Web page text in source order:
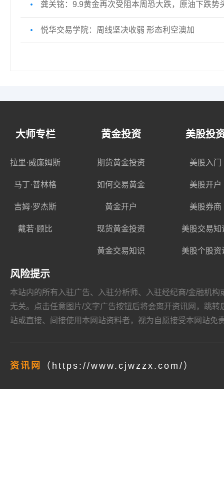
龚关铭：9.9黄金再次受阻本周恐大跌，原油下跌势
悦华交易学院：周线坚决收弱 形态利空澳加
大师专栏
拉里·威廉姆斯
马丁·普林格
吉姆·罗杰斯
戴若·顾比
黄金投资
期货黄金投资
如何交易黄金
黄金开户
现货黄金投资
黄金交易知识
美股投
美股入门
美股开户
美股券商
美股交易知
美股个股资
风险提示
本站内的所有入驻广告、入驻分析师、入驻经纪商/金融机
无关。点击任意图片/文字广告按钮后将会离开资讯网，跳
站或直接、间接使用本网站资料者，视为自愿接受本网站免
资讯网 （https://www.cjwzzx.com/）